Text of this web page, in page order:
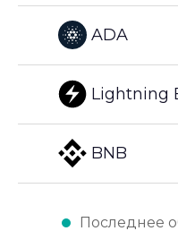
ADA
Lightning
BNB
Последнее